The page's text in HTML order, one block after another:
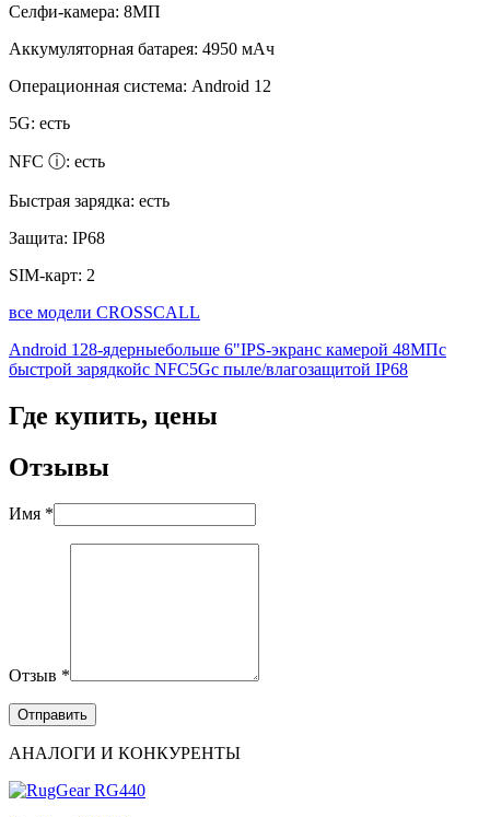
Селфи-камера: 8МП
Аккумуляторная батарея: 4950 мАч
Операционная система: Android 12
5G: есть
NFC ⓘ: есть
Быстрая зарядка: есть
Защита: IP68
SIM-карт: 2
все модели CROSSCALL
Android 128-ядерныебольше 6"IPS-экранс камерой 48МПс
быстрой зарядкойс NFC5Gс пыле/влагозащитой IP68
Где купить, цены
Отзывы
Имя *
Отзыв *
АНАЛОГИ И КОНКУРЕНТЫ